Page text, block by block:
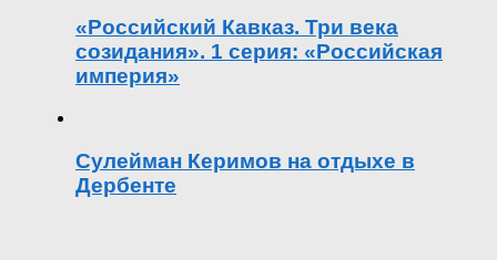
«Российский Кавказ. Три века
созидания». 1 серия: «Российская
империя»
Сулейман Керимов на отдыхе в
Дербенте